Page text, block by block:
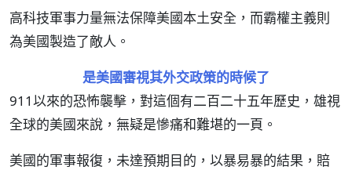
高科技軍事力量無法保障美國本土安全，而霸權主義則
為美國製造了敵人。
是美國審視其外交政策的時候了
911以來的恐怖襲擊，對這個有二百二十五年歷史，雄視
全球的美國來說，無疑是慘痛和難堪的一頁。
美國的軍事報復，未達預期目的，以暴易暴的結果，賠